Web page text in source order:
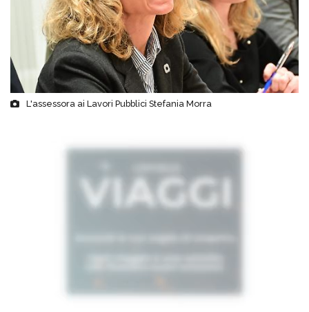
L'assessora ai Lavori Pubblici Stefania Morra